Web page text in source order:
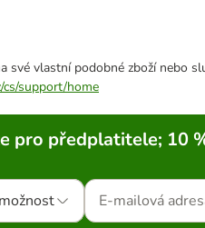
vlastní podobné zboží nebo
cs/support/home
pro předplatitele; 10